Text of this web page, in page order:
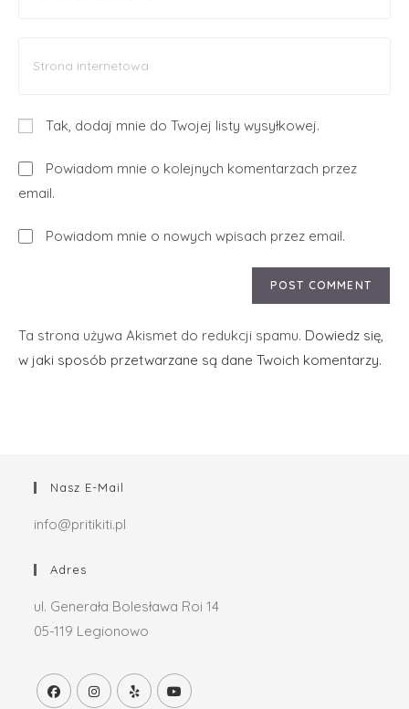
Zarejestruj się, aby co miesiąc otrzymywać
odbiorczej.
Tak, dodaj mnie do Twojej listy wysyłkowej.
Powiadom mnie o kolejnych komentarzach przez
email.
Powiadom mnie o nowych wpisach przez email.
Ta strona używa Akismet do redukcji spamu. Dowiedz się,
w jaki sposób przetwarzane są dane Twoich komentarzy.
Nasz E-Mail
info@pritikiti.pl
Adres
ul. Generała Bolesława Roi 14
05-119 Legionowo